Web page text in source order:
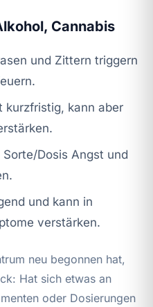
Cannabis
und Zittern triggern
kurzfristig, kann aber
Dosis Angst und
und kann in
verstärken.
neu begonnen hat,
Hat sich etwas an
oder Dosierungen